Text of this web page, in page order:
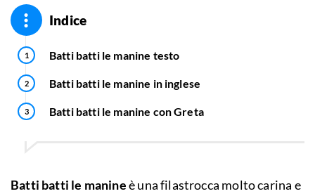
Indice
Batti batti le manine testo
Batti batti le manine in inglese
Batti batti le manine con Greta
Batti batti le manineè una filastrocca molto carina e